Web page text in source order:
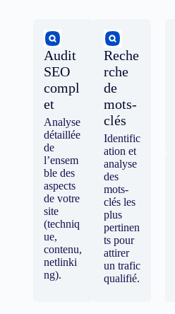
Audit
SEO
compl
et
Analyse
détaillée
de
l’ensem
ble des
aspects
de votre
site
(techniq
ue,
contenu,
netlinki
ng).
Reche
rche
de
mots-
clés
Identific
ation et
analyse
des
mots-
clés les
plus
pertinen
ts pour
attirer
un trafic
qualifié.